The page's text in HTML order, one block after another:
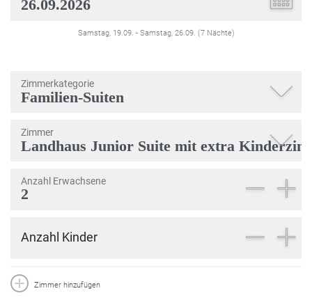
Samstag, 19.09. - Samstag, 26.09. (7 Nächte)
Zimmerkategorie
Zimmer
Anzahl Erwachsene
Anzahl Kinder
Zimmer hinzufügen